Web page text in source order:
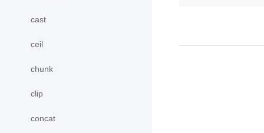
cast
ceil
chunk
clip
concat